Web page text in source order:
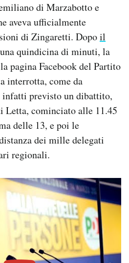
di Marzabotto e
aveva ufficialmente
di Zingaretti. Dopoil
quindicina di minuti, la
pagina Facebook del Partito
interrotta, come da
infatti previsto un dibattito,
Letta, cominciato alle 11.45
delle 13, e poi le
dei mille delegati
regionali.